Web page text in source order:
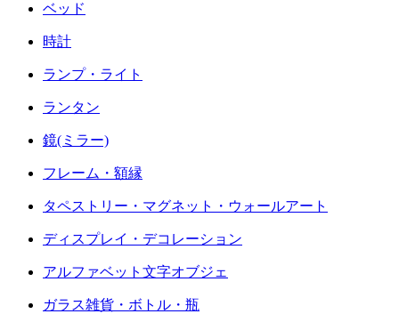
ベッド
時計
ランプ・ライト
ランタン
鏡(ミラー)
フレーム・額縁
タペストリー・マグネット・ウォールアート
ディスプレイ・デコレーション
アルファベット文字オブジェ
ガラス雑貨・ボトル・瓶